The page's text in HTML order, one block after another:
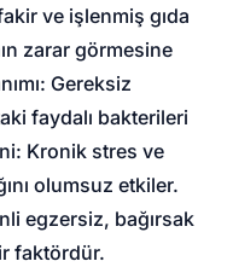
ve işlenmiş gıda
zarar görmesine
Gereksiz
faydalı bakterileri
Kronik stres ve
olumsuz etkiler.
egzersiz, bağırsak
faktördür.